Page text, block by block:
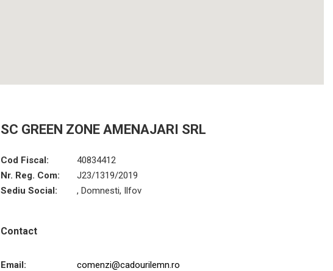
SC GREEN ZONE AMENAJARI SRL
Cod Fiscal:
40834412
Nr. Reg. Com:
J23/1319/2019
Sediu Social:
, Domnesti, Ilfov
Contact
Email:
comenzi@cadourilemn.ro